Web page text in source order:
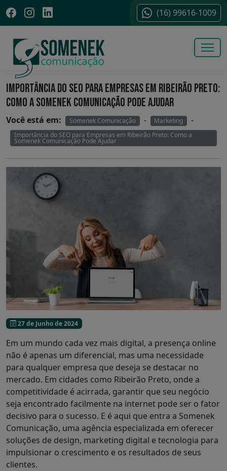
(16) 99616-1009
IMPORTÂNCIA DO SEO PARA EMPRESAS EM RIBEIRÃO PRETO:
COMO A SOMENEK COMUNICAÇÃO PODE AJUDAR
Você está em: Somenek Comunicação - Marketing -
Importância do SEO para Empresas em Ribeirão Preto: Como a
Somenek Comunicação Pode Ajudar
27 de Junho de 2024
Em um mundo cada vez mais digital, a presença online
não é apenas um diferencial, mas uma necessidade
para qualquer empresa que deseja se destacar no
mercado. Em cidades como Ribeirão Preto, onde a
competitividade é acirrada, garantir que seu negócio
seja encontrado facilmente na internet pode ser o fator
decisivo para o sucesso. E é aqui que entra a Somenek
Comunicação, uma agência especializada em oferecer
soluções de design, marketing digital e tecnologia para
impulsionar o crescimento e os resultados de seus
clientes.